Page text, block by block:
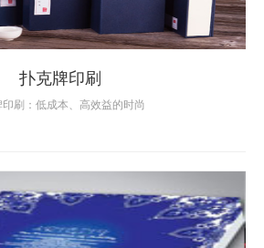
扑克牌印刷
刷：低成本、高效益的时尚